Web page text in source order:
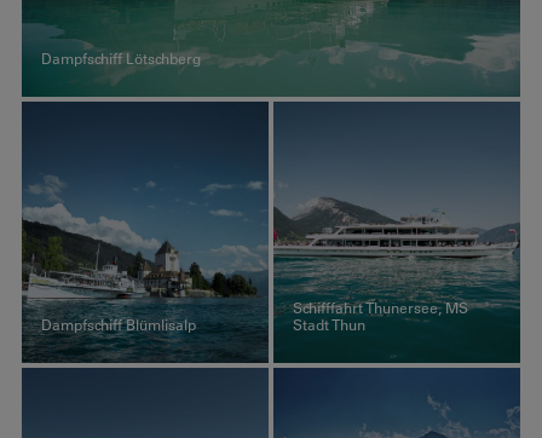
Dampfschiff Lötschberg
Dampfschiff Blümlisalp
Schifffahrt Thunersee, MS
Stadt Thun